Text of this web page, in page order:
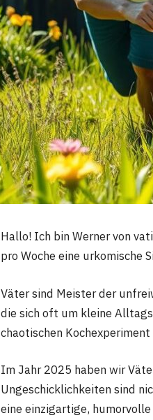
Hallo! Ich bin Werner von
pro Woche eine urkomische
Väter sind Meister der
die sich oft um kleine
chaotischen Kochexperiment
Im Jahr 2025 haben wir
Ungeschicklichkeiten sind
eine einzigartige,